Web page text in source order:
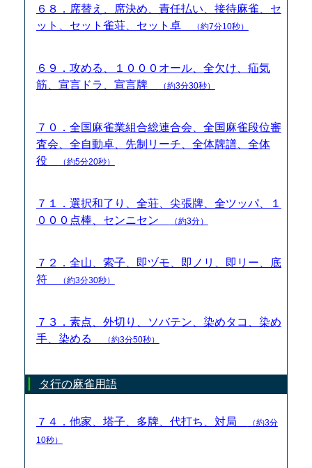
６８．席替え、席決め、責任払い、接待麻雀、セ
ット、セット雀荘、セット卓
（約7分10秒）
６９．攻める、１０００オール、全欠け、疝気
筋、宣言ドラ、宣言牌
（約3分30秒）
７０．全国麻雀業組合総連合会、全国麻雀段位審
査会、全自動卓、先制リーチ、全体牌譜、全体
役
（約5分20秒）
７１．選択和了り、全荘、尖張牌、全ツッパ、１
０００点棒、センニセン
（約3分）
７２．全山、索子、即ヅモ、即ノリ、即リー、底
符
（約3分30秒）
７３．素点、外切り、ソバテン、染めタコ、染め
手、染める
（約3分50秒）
タ行の麻雀用語
７４．他家、塔子、多牌、代打ち、対局
（約3分
10秒）